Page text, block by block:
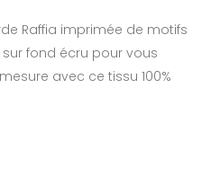
Raffia imprimée de motifs
fond écru pour vous
avec ce tissu 100%